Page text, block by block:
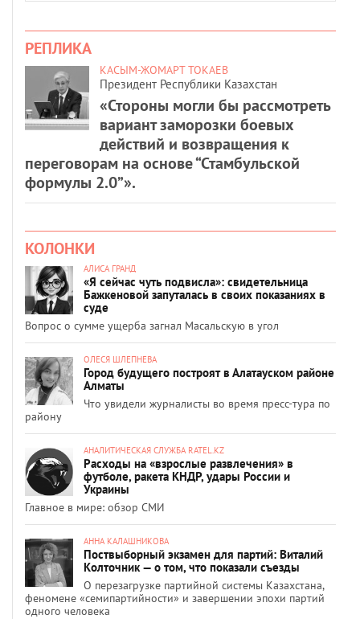
РЕПЛИКА
КАСЫМ-ЖОМАРТ ТОКАЕВ
Президент Республики Казахстан
«Стороны могли бы рассмотреть
вариант заморозки боевых
действий и возвращения к
переговорам на основе “Стамбульской
формулы 2.0”».
КОЛОНКИ
АЛИСА ГРАНД
«Я сейчас чуть подвисла»: свидетельница
Бажкеновой запуталась в своих показаниях в
суде
Вопрос о сумме ущерба загнал Масальскую в угол
ОЛЕСЯ ШЛЕПНЕВА
Город будущего построят в Алатауском районе
Алматы
Что увидели журналисты во время пресс-тура по
району
АНАЛИТИЧЕСКАЯ СЛУЖБА RATEL.KZ
Расходы на «взрослые развлечения» в
футболе, ракета КНДР, удары России и
Украины
Главное в мире: обзор СМИ
АННА КАЛАШНИКОВА
Поствыборный экзамен для партий: Виталий
Колточник — о том, что показали съезды
О перезагрузке партийной системы Казахстана,
феномене «семипартийности» и завершении эпохи партий
одного человека